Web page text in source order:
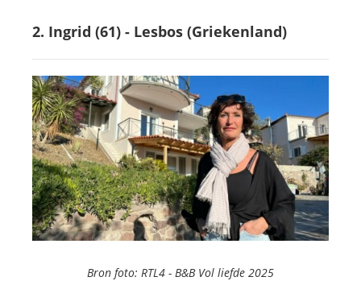
2. Ingrid (61) - Lesbos (Griekenland)
Bron foto: RTL4 - B&B Vol liefde 2025